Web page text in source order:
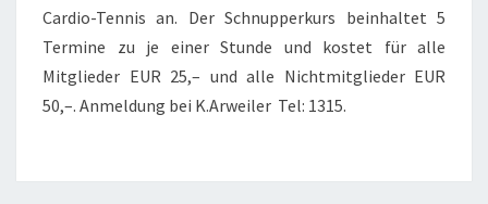
Cardio-Tennis an. Der Schnupperkurs beinhaltet 5
Termine zu je einer Stunde und kostet für alle
Mitglieder EUR 25,– und alle Nichtmitglieder EUR
50,–. Anmeldung bei K.Arweiler Tel: 1315.